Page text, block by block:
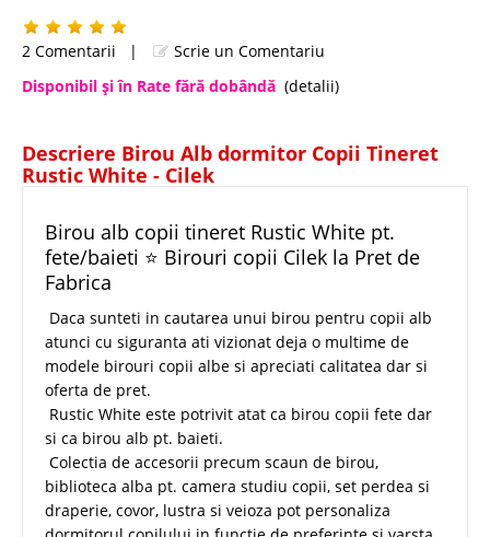
2 Comentarii |
Scrie un Comentariu
Disponibil şi în Rate fără dobândă (detalii)
Descriere Birou Alb dormitor Copii Tineret
Rustic White - Cilek
Birou alb copii tineret Rustic White pt.
fete/baieti ⭐ Birouri copii Cilek la Pret de
Fabrica
Daca sunteti in cautarea unui birou pentru copii alb
atunci cu siguranta ati vizionat deja o multime de
modele birouri copii albe si apreciati calitatea dar si
oferta de pret.
Rustic White este potrivit atat ca birou copii fete dar
si ca birou alb pt. baieti.
Colectia de accesorii precum scaun de birou,
biblioteca alba pt. camera studiu copii, set perdea si
draperie, covor, lustra si veioza pot personaliza